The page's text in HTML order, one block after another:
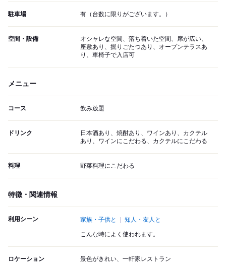
駐車場 有（台数に限りがございます。）
空間・設備
オシャレな空間、落ち着いた空間、席が広い、
座敷あり、掘りごたつあり、オープンテラスあ
り、車椅子で入店可
メニュー
コース 飲み放題
ドリンク
日本酒あり、焼酎あり、ワインあり、カクテル
あり、ワインにこだわる、カクテルにこだわる
料理 野菜料理にこだわる
特徴・関連情報
利用シーン 家族・子供と 知人・友人と
こんな時によく使われます。
ロケーション 景色がきれい、一軒家レストラン